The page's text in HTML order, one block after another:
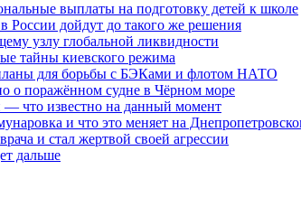
выплаты на подготовку детей к школе
России дойдут до такого же решения
узлу глобальной ликвидности
тайны киевского режима
для борьбы с БЭКами и флотом НАТО
о поражённом судне в Чёрном море
что известно на данный момент
и что это меняет на
и стал жертвой своей агрессии
дальше